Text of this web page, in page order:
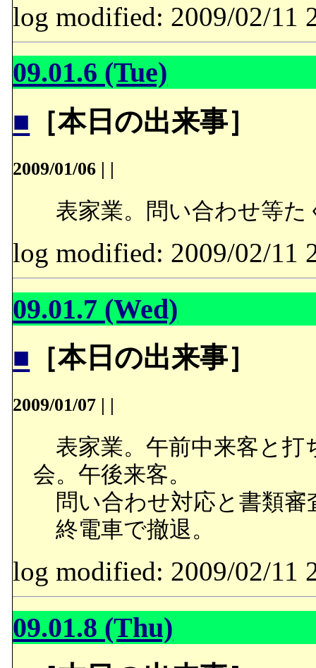
log modified: 2009/02/11
09.01.6 (Tue)
■ ［本日の出来事］
2009/01/06 | |
表家業。問い合わせ等た
log modified: 2009/02/11
09.01.7 (Wed)
■ ［本日の出来事］
2009/01/07 | |
表家業。午前中来客と打
会。午後来客。
問い合わせ対応と書類審
終電車で撤退。
log modified: 2009/02/11
09.01.8 (Thu)